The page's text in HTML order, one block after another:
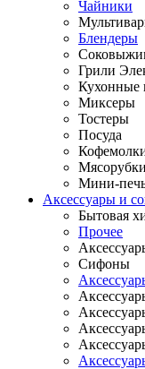
Чайники
Блендеры
Грили
Кухонные
Миксеры
Тостеры
Посуда
Мясорубки
Мини-
Аксессуары и
Бытовая
Прочее
Сифоны